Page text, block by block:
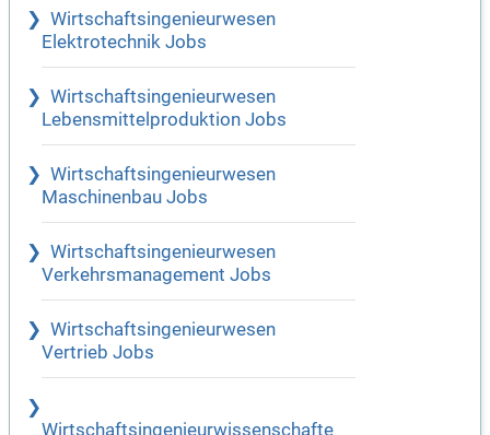
Wirtschaftsingenieurwesen
Elektrotechnik Jobs
Wirtschaftsingenieurwesen
Lebensmittelproduktion Jobs
Wirtschaftsingenieurwesen
Maschinenbau Jobs
Wirtschaftsingenieurwesen
Verkehrsmanagement Jobs
Wirtschaftsingenieurwesen
Vertrieb Jobs
Wirtschaftsingenieurwissenschafte